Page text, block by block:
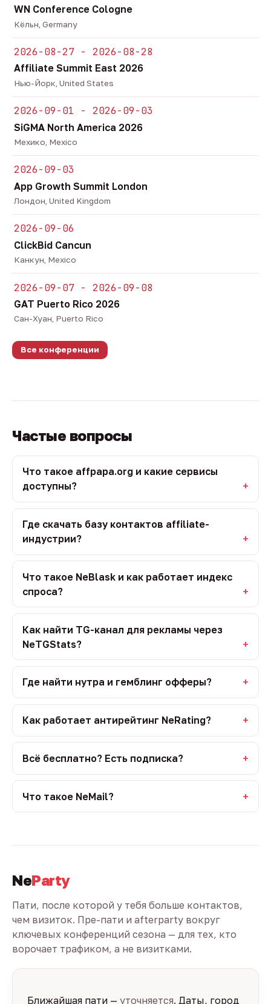
WN Conference Cologne
Кёльн, Germany
2026-08-27 - 2026-08-28
Affiliate Summit East 2026
Нью-Йорк, United States
2026-09-01 - 2026-09-03
SiGMA North America 2026
Мехико, Mexico
2026-09-03
App Growth Summit London
Лондон, United Kingdom
2026-09-06
ClickBid Cancun
Канкун, Mexico
2026-09-07 - 2026-09-08
GAT Puerto Rico 2026
Сан-Хуан, Puerto Rico
Все конференции
Частые вопросы
Что такое affpapa.org и какие сервисы
доступны?
Где скачать базу контактов affiliate-
индустрии?
Что такое NeBlask и как работает индекс
спроса?
Как найти TG-канал для рекламы через
NeTGStats?
Где найти нутра и гемблинг офферы?
Как работает антирейтинг NeRating?
Всё бесплатно? Есть подписка?
Что такое NeMail?
NeParty
Пати, после которой у тебя больше контактов,
чем визиток. Пре-пати и afterparty вокруг
ключевых конференций сезона — для тех, кто
ворочает трафиком, а не визитками.
Ближайшая пати — уточняется. Даты, город